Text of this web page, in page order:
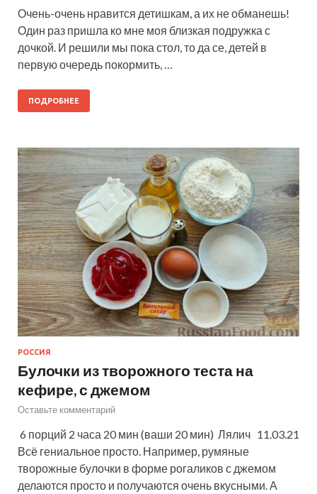
Очень-очень нравится детишкам, а их не обманешь!
Один раз пришла ко мне моя близкая подружка с
дочкой. И решили мы пока стол, то да се, детей в
первую очередь покормить, …
ПОДРОБНЕЕ
РОССИЯ
Булочки из творожного теста на
кефире, с джемом
Оставьте комментарий
6 порций 2 часа 20 мин (ваши 20 мин) Лялич 11.03.21
Всё гениальное просто. Например, румяные
творожные булочки в форме рогаликов с джемом
делаются просто и получаются очень вкусными. А